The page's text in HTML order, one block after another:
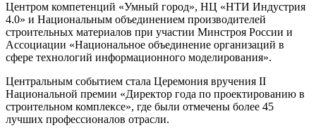
Центром компетенций «Умный город», НЦ «НТИ Индустрия
4.0» и Национальным объединением производителей
строительных материалов при участии Минстроя России и
Ассоциации «Национальное объединение организаций в
сфере технологий информационного моделирования».
Центральным событием стала Церемония вручения II
Национальной премии «Директор года по проектированию в
строительном комплексе», где были отмечены более 45
лучших профессионалов отрасли.